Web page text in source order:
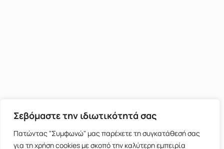
Σεβόμαστε την ιδιωτικότητά σας
Πατώντας "Συμφωνώ" μας παρέχετε τη συγκατάθεσή σας
για τη χρήση cookies με σκοπό την καλύτερη εμπειρία